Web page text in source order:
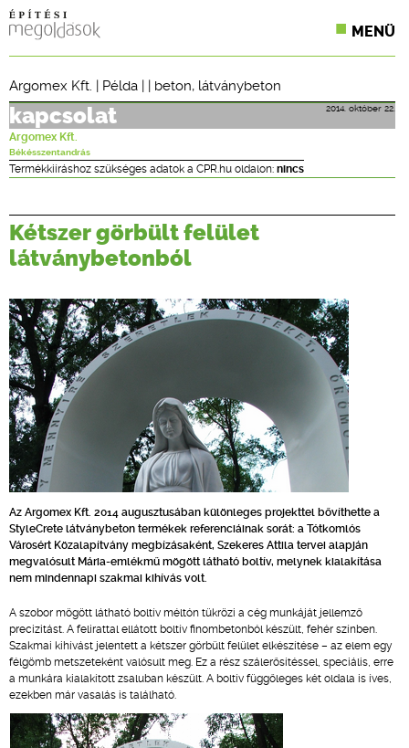
MENÜ
ONLINE KÉPZÉSEK
Argomex Kft. | Példa | | beton, látványbeton
2014. október 22.
kapcsolat
Argomex Kft.
Békésszentandrás
Termékkiíráshoz szükséges adatok a CPR.hu oldalon: nincs
Kétszer görbült felület
látványbetonból
Az Argomex Kft. 2014 augusztusában különleges projekttel bővíthette a
StyleCrete látványbeton termékek referenciáinak sorát: a Tótkomlós
Városért Közalapítvány megbízásaként, Szekeres Attila tervei alapján
megvalósult Mária-emlékmű mögött látható boltív, melynek kialakítása
nem mindennapi szakmai kihívás volt.
A szobor mögött látható boltív méltón tükrözi a cég munkáját jellemző
precizitást. A felirattal ellátott boltív finombetonból készült, fehér színben.
Szakmai kihívást jelentett a kétszer görbült felület elkészítése – az elem egy
félgömb metszeteként valósult meg. Ez a rész szálerősítéssel, speciális, erre
a munkára kialakított zsaluban készült. A boltív függőleges két oldala is íves,
ezekben már vasalás is található.